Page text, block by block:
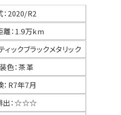
： 2020/R2
離： 1.9万km
ィックブラックメタリック
色：茶革
： R7年7月
出：☆☆☆